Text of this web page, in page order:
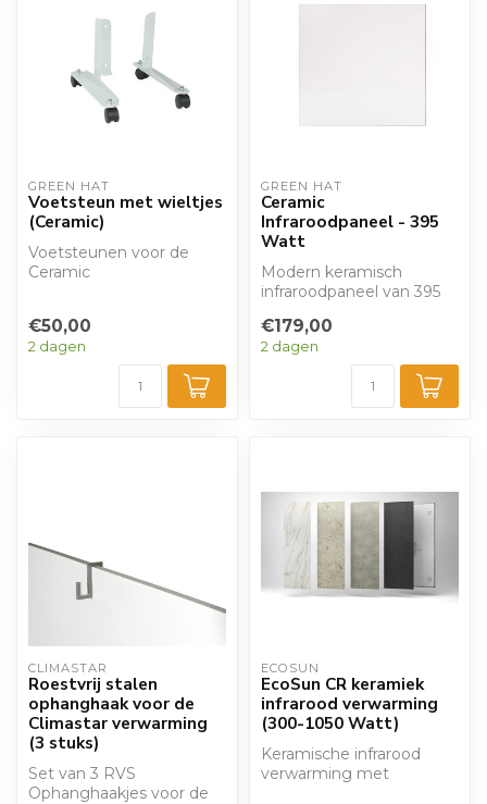
GREEN HAT
Voetsteun met wieltjes
(Ceramic)
Voetsteunen voor de
Ceramic
Hoed.
€50,00
2 dagen
GREEN HAT
Ceramic
Infraroodpaneel - 395
Watt
Modern keramisch
infraroodpaneel van 395
huismerk. Verw...
€179,00
2 dagen
CLIMASTAR
Roestvrij stalen
ophanghaak voor de
Climastar verwarming
(3 stuks)
Set van 3 RVS
Ophanghaakjes voor de
ECOSUN
EcoSun CR keramiek
infrarood verwarming
(300-1050 Watt)
Keramische infrarood
verwarming met